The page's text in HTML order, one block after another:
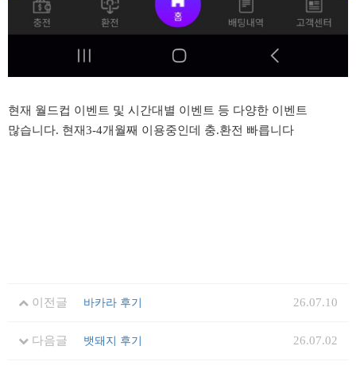
현재 월드컵 이벤트 및 시간대별 이벤트 등 다양한 이벤트
많습니다. 현재3-4개월째 이용중인데 충.환전 빠릅니다
이전글 바카라 후기 26.07.10
다음글 뱃돼지 후기 26.07.02